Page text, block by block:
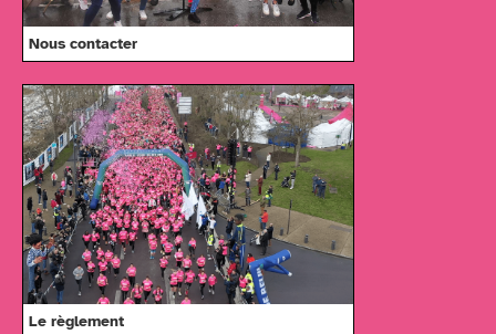
Nous contacter
Le règlement